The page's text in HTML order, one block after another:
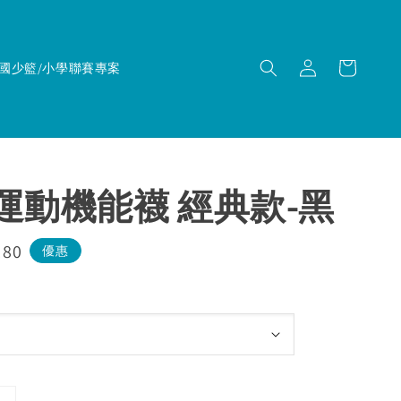
少籃/小學聯賽專案
動機能襪 經典款-黑
優惠